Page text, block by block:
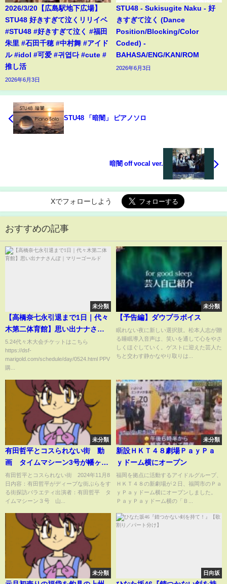
2026/3/20【広島駅地下広場】
STU48 好きすぎて泣くリリイベ
#STU48 #好きすぎて泣く #福田
朱里 #石田千穂 #中村舞 #アイド
ル #idol #可爱 #귀엽다 #cute #
推し活
2026年6月3日
STU48 - Sukisugite Naku - 好
きすぎて泣く (Dance
Position/Blocking/Color
Coded) -
BAHASA/ENG/KAN/ROM
2026年6月3日
STU48 「暗闇」 ピアノソロ
暗闇 off vocal ver.
Xでフォローしよう
おすすめの記事
未分類
【高橋奈七永引退まで1日｜代々
木第二体育館】思い出ナナさん
ぽ｜マリーゴールド
5.24代々木大会チケットはこちら
https://dsf-
marigold.com/schedule/day/0524.html PPV
購...
未分類
【予告編】ダウプラボイス
眠れない夜に新しい選択肢。松本人志が贈
る睡眠導入音声は、笑いを通して心をやさ
しくほぐしていく。ゲストに迎えた芸人た
ちと交わす静かなやり取りは...
未分類
有田哲平とコスられない街 動
画 タイムマシーン3号が幡ヶ谷
を案内 11月8日
有田哲平とコスられない街 2024年11月8
日内容：有田哲平がディープな街ぶらをす
る街探訪バラエティ出演者：有田哲平 タ
イムマシーン３号 山...
未分類
新設ＨＫＴ４８劇場ＰａｙＰａ
ｙドーム横にオープン
福岡を拠点に活動するアイドルグループ、
ＨＫＴ４８の新劇場が２日、福岡市のＰａ
ｙＰａｙドーム横にオープンしました。
ＰａｙＰａｙドーム横の「Ｂ...
未分類 日向坂